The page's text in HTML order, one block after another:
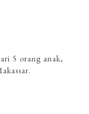
5 orang anak,